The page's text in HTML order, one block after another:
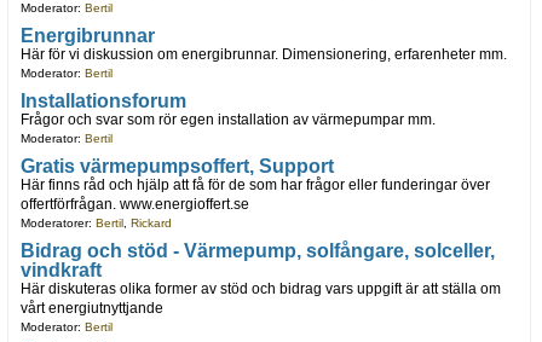
Moderator: Bertil
Energibrunnar
Här för vi diskussion om energibrunnar. Dimensionering, erfarenheter mm.
Moderator: Bertil
Installationsforum
Frågor och svar som rör egen installation av värmepumpar mm.
Moderator: Bertil
Gratis värmepumpsoffert, Support
Här finns råd och hjälp att få för de som har frågor eller funderingar över
offertförfrågan. www.energioffert.se
Moderatorer: Bertil, Rickard
Bidrag och stöd - Värmepump, solfångare, solceller,
vindkraft
Här diskuteras olika former av stöd och bidrag vars uppgift är att ställa om
vårt energiutnyttjande
Moderator: Bertil